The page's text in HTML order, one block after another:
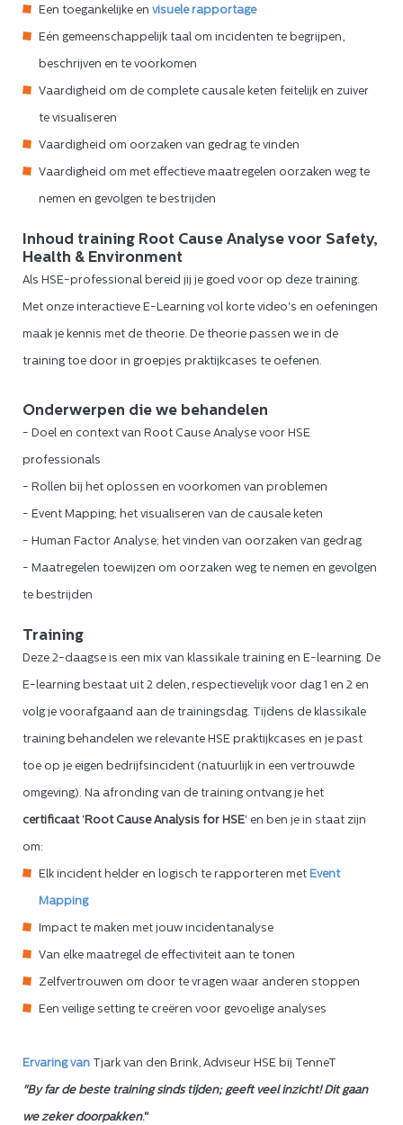
Een toegankelijke en visuele rapportage
Eén gemeenschappelijk taal om incidenten te begrijpen,
beschrijven en te voorkomen
Vaardigheid om de complete causale keten feitelijk en zuiver
te visualiseren
Vaardigheid om oorzaken van gedrag te vinden
Vaardigheid om met effectieve maatregelen oorzaken weg te
nemen en gevolgen te bestrijden
Inhoud training Root Cause Analyse voor Safety,
Health & Environment
Als HSE-professional bereid jij je goed voor op deze training.
Met onze interactieve E-Learning vol korte video's en oefeningen
maak je kennis met de theorie. De theorie passen we in de
training toe door in groepjes praktijkcases te oefenen.
Onderwerpen die we behandelen
- Doel en context van Root Cause Analyse voor HSE
professionals
- Rollen bij het oplossen en voorkomen van problemen
- Event Mapping; het visualiseren van de causale keten
- Human Factor Analyse; het vinden van oorzaken van gedrag
- Maatregelen toewijzen om oorzaken weg te nemen en gevolgen
te bestrijden
Training
Deze 2-daagse is een mix van klassikale training en E-learning. De
E-learning bestaat uit 2 delen, respectievelijk voor dag 1 en 2 en
volg je voorafgaand aan de trainingsdag. Tijdens de klassikale
training behandelen we relevante HSE praktijkcases en je past
toe op je eigen bedrijfsincident (natuurlijk in een vertrouwde
omgeving). Na afronding van de training ontvang je het
certificaat'Root Cause Analysis for HSE' en ben je in staat zijn
om:
Elk incident helder en logisch te rapporteren met Event
Mapping
Impact te maken met jouw incidentanalyse
Van elke maatregel de effectiviteit aan te tonen
Zelfvertrouwen om door te vragen waar anderen stoppen
Een veilige setting te creëren voor gevoelige analyses
Ervaring van Tjark van den Brink, Adviseur HSE bij TenneT
"By far de beste training sinds tijden; geeft veel inzicht! Dit gaan
we zeker doorpakken."